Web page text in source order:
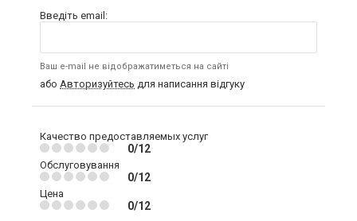
Введіть email:
Ваш e-mail не відображатиметься на сайті
або Авторизуйтесь для написання відгуку
Качество предоставляемых услуг
0/12
Обслуговування
0/12
Цена
0/12